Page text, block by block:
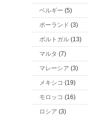
ベルギー (5)
ポーランド (3)
ポルトガル (13)
マルタ (7)
マレーシア (3)
メキシコ (19)
モロッコ (16)
ロシア (3)